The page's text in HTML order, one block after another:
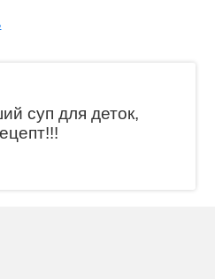
суп для деток,